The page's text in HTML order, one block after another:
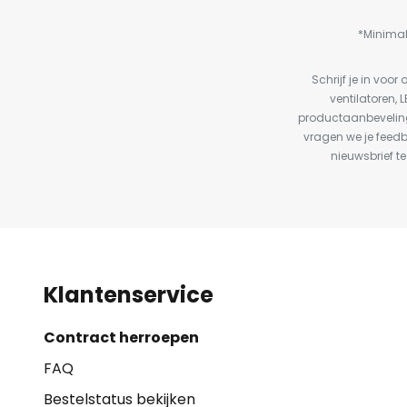
Schrijf je in voor
ventilatoren,
vragen we je
nieuwsbrief
Klantenservice
Contract herroepen
FAQ
Bestelstatus bekijken